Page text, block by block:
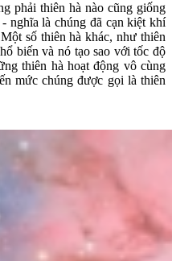
phải thiên hà nào cũng giống
nghĩa là chúng đã cạn kiệt khí
số thiên hà khác, như thiên
biến và nó tạo sao với tốc độ
thiên hà hoạt động vô cùng
mức chúng được gọi là thiên